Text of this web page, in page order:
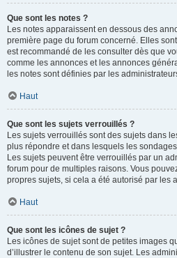
Que sont les notes ?
Les notes apparaissent en dessous des
première page du forum concerné. Elles
est recommandé de les consulter dès que
comme les annonces et les annonces
les notes sont définies par les
Haut
Que sont les sujets verrouillés ?
Les sujets verrouillés sont des sujets dans
plus répondre et dans lesquels les
Les sujets peuvent être verrouillés par un
forum pour de multiples raisons. Vous
propres sujets, si cela a été autorisé par les
Haut
Que sont les icônes de sujet ?
Les icônes de sujet sont de petites images
d’illustrer le contenu de son sujet. Les